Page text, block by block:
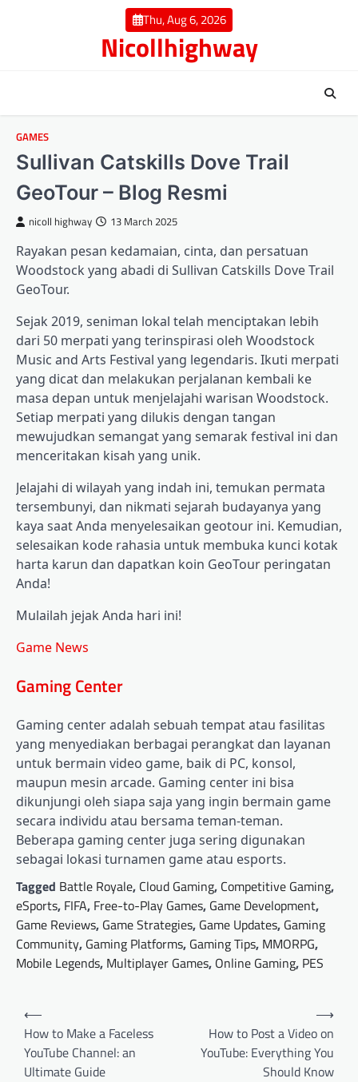
Thu, Aug 6, 2026
Nicollhighway
GAMES
Sullivan Catskills Dove Trail
GeoTour – Blog Resmi
nicoll highway 13 March 2025
Rayakan pesan kedamaian, cinta, dan persatuan
Woodstock yang abadi di Sullivan Catskills Dove Trail
GeoTour.
Sejak 2019, seniman lokal telah menciptakan lebih
dari 50 merpati yang terinspirasi oleh Woodstock
Music and Arts Festival yang legendaris. Ikuti merpati
yang dicat dan melakukan perjalanan kembali ke
masa depan untuk menjelajahi warisan Woodstock.
Setiap merpati yang dilukis dengan tangan
mewujudkan semangat yang semarak festival ini dan
menceritakan kisah yang unik.
Jelajahi di wilayah yang indah ini, temukan permata
tersembunyi, dan nikmati sejarah budayanya yang
kaya saat Anda menyelesaikan geotour ini. Kemudian,
selesaikan kode rahasia untuk membuka kunci kotak
harta karun dan dapatkan koin GeoTour peringatan
Anda!
Mulailah jejak Anda hari ini!
Game News
Gaming Center
Gaming center adalah sebuah tempat atau fasilitas
yang menyediakan berbagai perangkat dan layanan
untuk bermain video game, baik di PC, konsol,
maupun mesin arcade. Gaming center ini bisa
dikunjungi oleh siapa saja yang ingin bermain game
secara individu atau bersama teman-teman.
Beberapa gaming center juga sering digunakan
sebagai lokasi turnamen game atau esports.
Tagged Battle Royale, Cloud Gaming, Competitive Gaming,
eSports, FIFA, Free-to-Play Games, Game Development,
Game Reviews, Game Strategies, Game Updates, Gaming
Community, Gaming Platforms, Gaming Tips, MMORPG,
Mobile Legends, Multiplayer Games, Online Gaming, PES
Post
navigation
⟵
How to Make a Faceless
YouTube Channel: an
Ultimate Guide
How to Post a Video on
YouTube: Everything You
Should Know
⟶